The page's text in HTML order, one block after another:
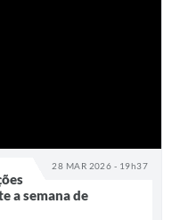
28 MAR 2026 - 19h37
a semana de